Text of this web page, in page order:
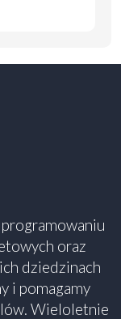
oraz
dziedzinach
i pomagamy
Wieloletnie